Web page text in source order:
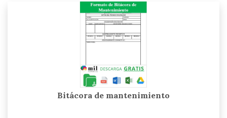
Bitácora de mantenimiento